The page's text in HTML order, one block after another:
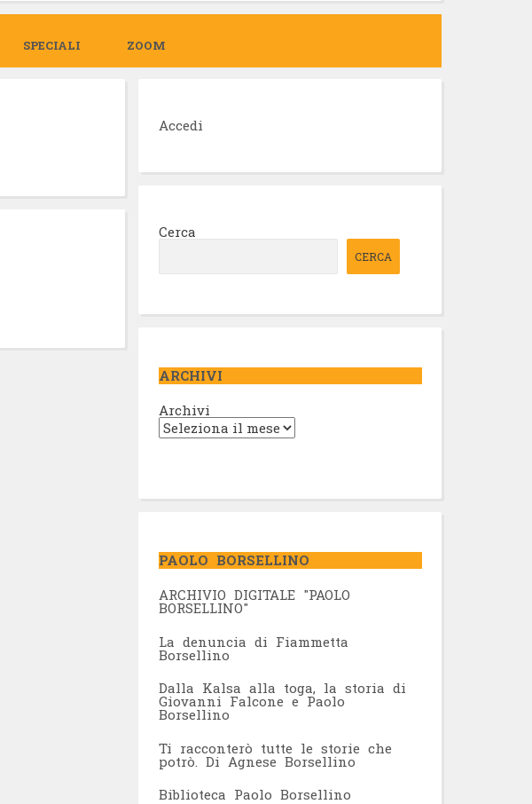
SPECIALI ZOOM
Accedi
Cerca
CERCA
ARCHIVI
Archivi
PAOLO BORSELLINO
ARCHIVIO DIGITALE "PAOLO
BORSELLINO"
La denuncia di Fiammetta
Borsellino
Dalla Kalsa alla toga, la storia di
Giovanni Falcone e Paolo
Borsellino
Ti racconterò tutte le storie che
potrò. Di Agnese Borsellino
Biblioteca Paolo Borsellino